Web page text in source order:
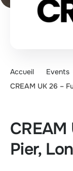
Accueil
Events
CREAM UK 26 –
CREAM
Pier,